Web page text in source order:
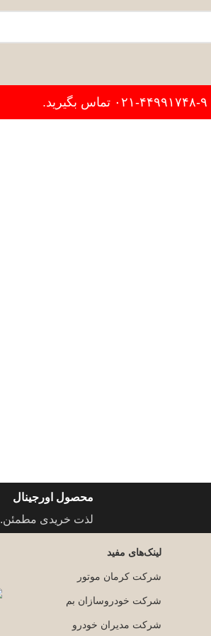
محصول اورجینال
لذت خریدی مطمئن.
لینک‌های مفید
شرکت کرمان موتور
شرکت خودروسازان بم
شرکت مدیران خودرو